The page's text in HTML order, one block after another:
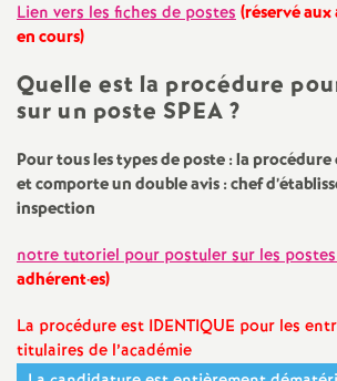
Lien vers les fiches de postes(réservé
en cours)
Quelle est la procédure
sur un poste SPEA ?
Pour tous les types de poste : la
et comporte un double avis : chef
inspection
notre tutoriel pour postuler sur les postes
adhérent·es)
La procédure est IDENTIQUE pour les
titulaires de l’académie